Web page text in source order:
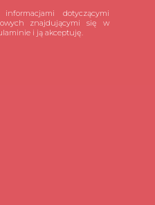
dotyczącymi
znajdującymi się w
i ją akceptuję.